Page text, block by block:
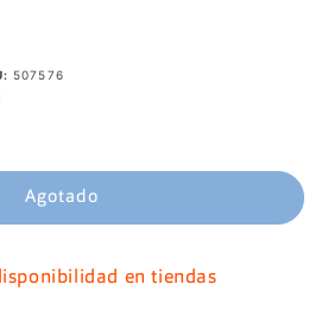
507576
Agotado
en tiendas